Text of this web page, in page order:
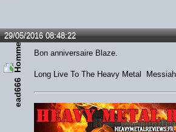
29/05/2016 08:48:22
ead666
Bon anniversaire Blaze.
Long Live To The Heavy Metal